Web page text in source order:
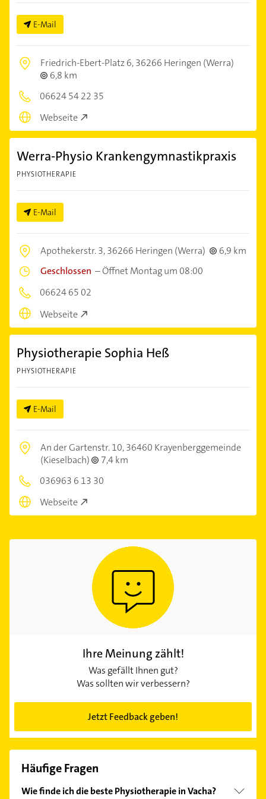
E-Mail
Friedrich-Ebert-Platz 6,36266 Heringen (Werra)
6,8 km
06624 54 22 35
Webseite
Werra-Physio Krankengymnastikpraxis
PHYSIOTHERAPIE
E-Mail
Apothekerstr. 3,36266 Heringen (Werra)
6,9 km
Geschlossen –Öffnet Montag um 08:00
06624 65 02
Webseite
Physiotherapie Sophia Heß
PHYSIOTHERAPIE
E-Mail
An der Gartenstr. 10,36460 Krayenberggemeinde
(Kieselbach)
7,4 km
036963 6 13 30
Webseite
Ihre Meinung zählt!
Was gefällt Ihnen gut?
Was sollten wir verbessern?
Jetzt Feedback geben!
Häufige Fragen
Wie finde ich die beste Physiotherapie in Vacha?